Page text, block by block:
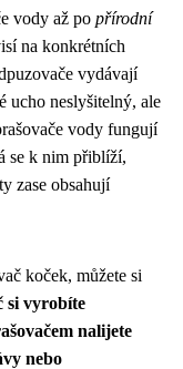
vody až po přírodní
na konkrétních
vydávají
ucho neslyšitelný, ale
vody fungují
se k nim přiblíží,
zase obsahují
koček, můžete si
si vyrobíte
nalijete
nebo